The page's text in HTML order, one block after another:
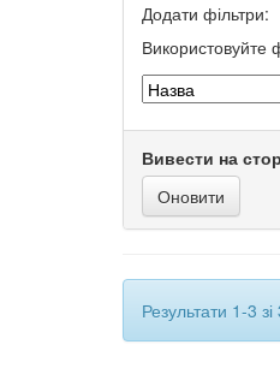
Додати фільтри:
Використовуйте
Вивести на
Результати 1-3 зі